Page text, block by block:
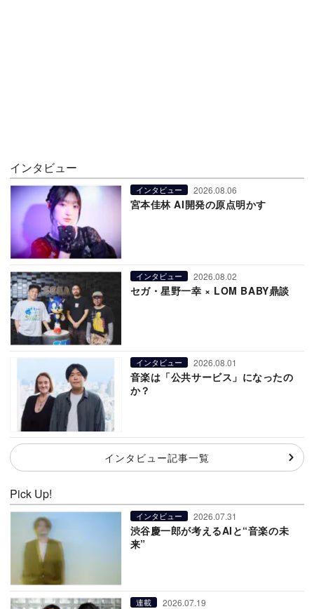
インタビュー
インタビュー 2026.08.06
宮本佳林 AI開発の原点明かす
インタビュー 2026.08.02
セガ・星野一幸 × LOM BABY鼎談
インタビュー 2026.08.01
音楽は「公共サービス」になったの
か？
インタビュー記事一覧
Pick Up!
インタビュー 2026.07.31
渋谷慶一郎が考えるAIと“音楽の未
来”
連載 2026.07.19